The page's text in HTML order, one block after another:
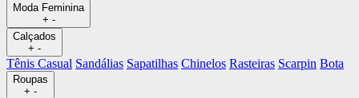
Moda Feminina
+ -
Calçados
+ -
Tênis Casual Sandálias Sapatilhas Chinelos Rasteiras Scarpin Bota
Roupas
+ -